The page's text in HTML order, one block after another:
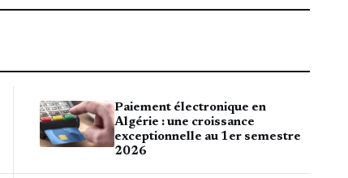
Paiement électronique en
Algérie : une croissance
exceptionnelle au 1er semestre
2026